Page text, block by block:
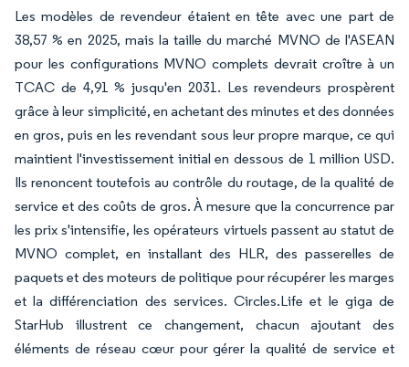
Les modèles de revendeur étaient en tête avec une part de
38,57 % en 2025, mais la taille du marché MVNO de l'ASEAN
pour les configurations MVNO complets devrait croître à un
TCAC de 4,91 % jusqu'en 2031. Les revendeurs prospèrent
grâce à leur simplicité, en achetant des minutes et des données
en gros, puis en les revendant sous leur propre marque, ce qui
maintient l'investissement initial en dessous de 1 million USD.
Ils renoncent toutefois au contrôle du routage, de la qualité de
service et des coûts de gros. À mesure que la concurrence par
les prix s'intensifie, les opérateurs virtuels passent au statut de
MVNO complet, en installant des HLR, des passerelles de
paquets et des moteurs de politique pour récupérer les marges
et la différenciation des services. Circles.Life et le giga de
StarHub illustrent ce changement, chacun ajoutant des
éléments de réseau cœur pour gérer la qualité de service et